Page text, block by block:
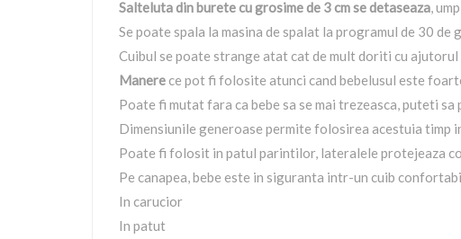
Salteluta din burete cu grosime de 3 cm se detaseaza,
Se poate spala la masina de spalat la programul de 30 de
Cuibul se poate strange atat cat de mult doriti cu
Manere ce pot fi folosite atunci cand bebelusul este
Poate fi mutat fara ca bebe sa se mai trezeasca, puteti
Dimensiunile generoase permite folosirea acestuia timp
Poate fi folosit in patul parintilor, lateralele protejeaza
Pe canapea, bebe este in siguranta intr-un cuib
In carucior
In patut